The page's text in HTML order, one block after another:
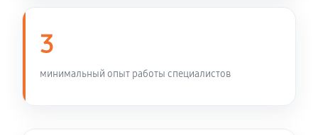
3
минимальный опыт работы специалистов